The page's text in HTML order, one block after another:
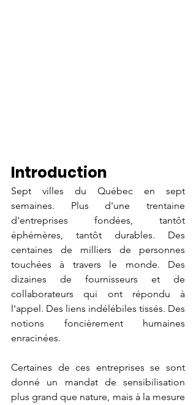
Introduction
Sept villes du Québec en sept
semaines. Plus d'une trentaine
d'entreprises fondées, tantôt
éphémères, tantôt durables. Des
centaines de milliers de personnes
touchées à travers le monde. Des
dizaines de fournisseurs et de
collaborateurs qui ont répondu à
l'appel. Des liens indélébiles tissés. Des
notions foncièrement humaines
enracinées.
Certaines de ces entreprises se sont
donné un mandat de sensibilisation
plus grand que nature, mais à la mesure